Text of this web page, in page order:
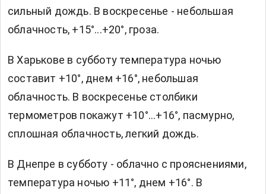
сильный дождь. В воскресенье - небольшая
облачность, +15°...+20°, гроза.
В Харькове в субботу температура ночью
составит +10°, днем +16°, небольшая
облачность. В воскресенье столбики
термометров покажут +10°...+16°, пасмурно,
сплошная облачность, легкий дождь.
В Днепре в субботу - облачно с прояснениями,
температура ночью +11°, днем +16°. В